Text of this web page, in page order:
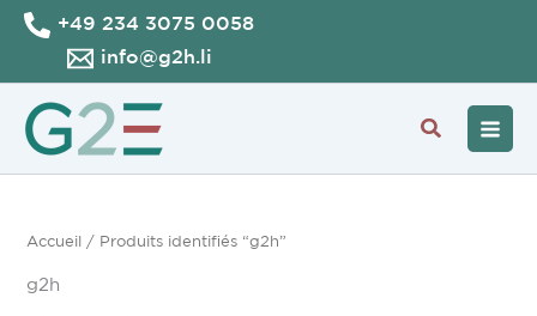
Aller
contenu
+49 234 3075 0058
info@g2h.li
Accueil / Produits identifiés “g2h”
g2h